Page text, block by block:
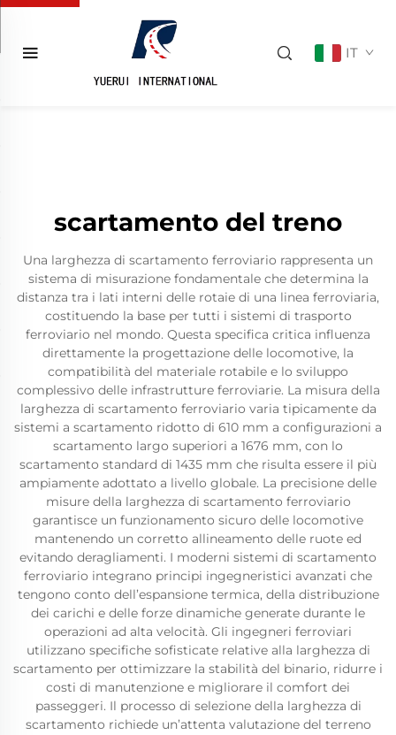
IT
scartamento del treno
Una larghezza di scartamento ferroviario rappresenta un
sistema di misurazione fondamentale che determina la
distanza tra i lati interni delle rotaie di una linea ferroviaria,
costituendo la base per tutti i sistemi di trasporto
ferroviario nel mondo. Questa specifica critica influenza
direttamente la progettazione delle locomotive, la
compatibilità del materiale rotabile e lo sviluppo
complessivo delle infrastrutture ferroviarie. La misura della
larghezza di scartamento ferroviario varia tipicamente da
sistemi a scartamento ridotto di 610 mm a configurazioni a
scartamento largo superiori a 1676 mm, con lo
scartamento standard di 1435 mm che risulta essere il più
ampiamente adottato a livello globale. La precisione delle
misure della larghezza di scartamento ferroviario
garantisce un funzionamento sicuro delle locomotive
mantenendo un corretto allineamento delle ruote ed
evitando deragliamenti. I moderni sistemi di scartamento
ferroviario integrano principi ingegneristici avanzati che
tengono conto dell’espansione termica, della distribuzione
dei carichi e delle forze dinamiche generate durante le
operazioni ad alta velocità. Gli ingegneri ferroviari
utilizzano specifiche sofisticate relative alla larghezza di
scartamento per ottimizzare la stabilità del binario, ridurre i
costi di manutenzione e migliorare il comfort dei
passeggeri. Il processo di selezione della larghezza di
scartamento richiede un’attenta valutazione del terreno